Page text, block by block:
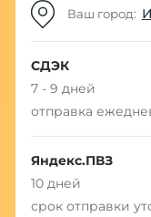
Ваш город:
СДЭК
7 - 9 дней
отправка
Яндекс.ПВЗ
10 дней
срок отправки